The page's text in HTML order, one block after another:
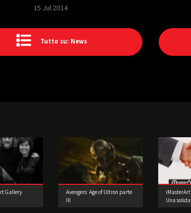
15 Jul 2014
Tutto su: News
Gallery
Avengers: Age of Ultron parte
III
Una